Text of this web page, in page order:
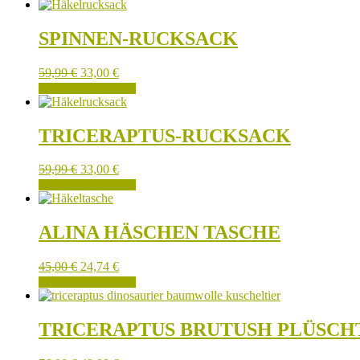
SPINNEN-RUCKSACK
59,99€ 33,00 €
TRICERAPTUS-RUCKSACK
59,99€ 33,00 €
ALINA HÄSCHEN TASCHE
45,00€ 24,74 €
TRICERAPTUS BRUTUSH